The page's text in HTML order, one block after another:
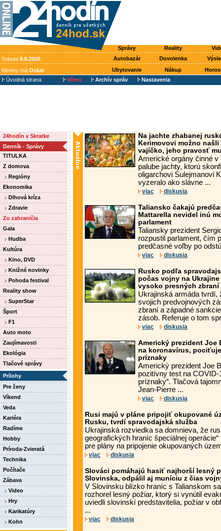
Správy Reality
Sobota 8.8.2026 Autobazár Dovolenka
Meniny má Oskar Ubytovanie Nákup
Úvodná strana
Včera Archív správ Nastavenia
24hodín v Skratke
Denník - Správy
TITULKA
Z domova
Regióny
Ekonomika
Dlhová kríza
Zdravie
Zo zahraničia
Gala
Hudba
Kultúra
Kino, DVD
Knižné novinky
Pohoda festival
Reality show
SuperStar
Šport
F1
Auto moto
Zaujímavosti
Ekológia
Tlačové správy
Prílohy
Pre ženy
Víkend
Veda
Kariéra
Radíme
Hobby
Príroda-Zvieratá
Technika
Počítače
Zábava
Video
Hry
Karikatúry
Kohn
Na jachte zhabanej
Kerimovovi možno
vajíčko, jeho pravosť
Americké orgány činné
palube jachty, ktorú
oligarchovi Sulejmanovi
vyzeralo ako slávne ...
viac diskusia
Taliansko čakajú
Mattarella nevidel inú
parlament
Taliansky prezident
rozpustil parlament, čím
predčasné voľby po
viac diskusia
Rusko podľa
počas vojny na
vysoko presných zbraní
Ukrajinská armáda tvrdí,
svojich predvojnových
zbraní a západné
zásob. Referuje o tom
viac diskusia
Americký prezident Joe
na koronavírus,
príznaky
Americký prezident Joe
pozitívny test na
príznaky“. Tlačová
Jean-Pierre ...
viac diskusia
Rusi majú v pláne pripojiť okupované
Rusku, tvrdí spravodajská služba
Ukrajinská rozviedka sa domnieva, že
geografických hraníc špeciálnej
pre plány na pripojenie okupovaných
viac diskusia
Slováci pomáhajú hasiť najhorší lesný
Slovinska, odpálil aj muníciu z čias
V Slovinsku blízko hraníc s Talianskom
rozhorel lesný požiar, ktorý si vynútil
uviedli slovinskí predstavitelia, požiar v
...
viac diskusia